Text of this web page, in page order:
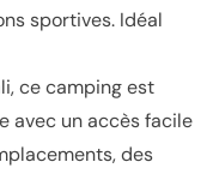
sportives. Idéal
ce camping est
avec un accès facile
des